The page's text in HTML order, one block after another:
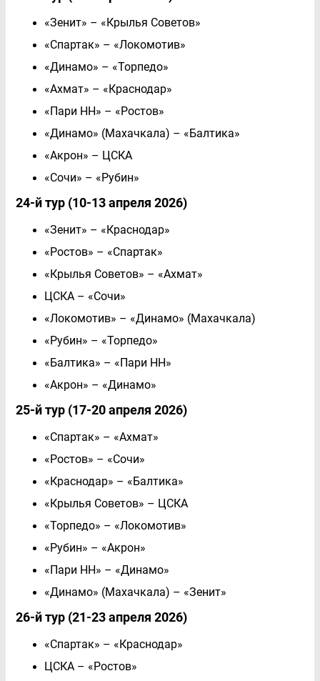
«Зенит» – «Крылья Советов»
«Спартак» – «Локомотив»
«Динамо» – «Торпедо»
«Ахмат» – «Краснодар»
«Пари НН» – «Ростов»
«Динамо» (Махачкала) – «Балтика»
«Акрон» – ЦСКА
«Сочи» – «Рубин»
24-й тур (10-13 апреля 2026)
«Зенит» – «Краснодар»
«Ростов» – «Спартак»
«Крылья Советов» – «Ахмат»
ЦСКА – «Сочи»
«Локомотив» – «Динамо» (Махачкала)
«Рубин» – «Торпедо»
«Балтика» – «Пари НН»
«Акрон» – «Динамо»
25-й тур (17-20 апреля 2026)
«Спартак» – «Ахмат»
«Ростов» – «Сочи»
«Краснодар» – «Балтика»
«Крылья Советов» – ЦСКА
«Торпедо» – «Локомотив»
«Рубин» – «Акрон»
«Пари НН» – «Динамо»
«Динамо» (Махачкала) – «Зенит»
26-й тур (21-23 апреля 2026)
«Спартак» – «Краснодар»
ЦСКА – «Ростов»